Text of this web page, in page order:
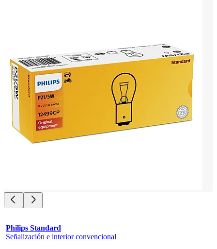
Philips Standard
Señalización e interior convencional